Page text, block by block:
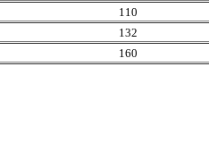
110
132
160